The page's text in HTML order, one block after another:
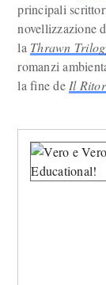
principali
novellizzazione
la Thrawn
romanzi
la fine de Il